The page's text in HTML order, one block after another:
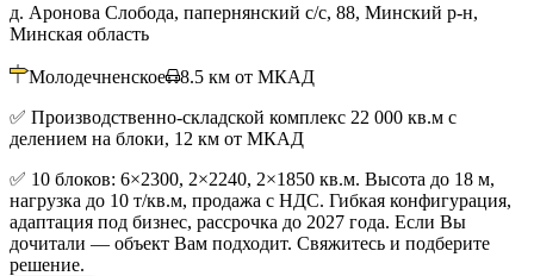
д. Аронова Слобода, папернянский с/с, 88, Минский р-н,
Минская область
Молодечненское 8.5 км от МКАД
✅ Производственно-складской комплекс 22 000 кв.м с
делением на блоки, 12 км от МКАД
✅ 10 блоков: 6×2300, 2×2240, 2×1850 кв.м. Высота до 18 м,
нагрузка до 10 т/кв.м, продажа с НДС. Гибкая конфигурация,
адаптация под бизнес, рассрочка до 2027 года. Если Вы
дочитали — объект Вам подходит. Свяжитесь и подберите
решение.